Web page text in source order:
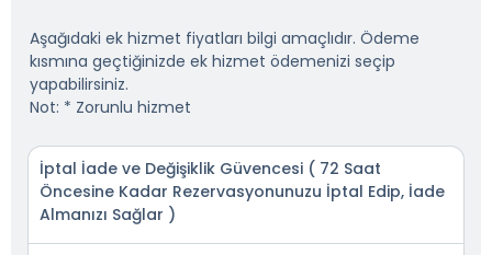
Aşağıdaki ek hizmet fiyatları bilgi amaçlıdır. Ödeme
kısmına geçtiğinizde ek hizmet ödemenizi seçip
yapabilirsiniz.
Not: * Zorunlu hizmet
İptal İade ve Değişiklik Güvencesi ( 72 Saat
Öncesine Kadar Rezervasyonunuzu İptal Edip, İade
Almanızı Sağlar )